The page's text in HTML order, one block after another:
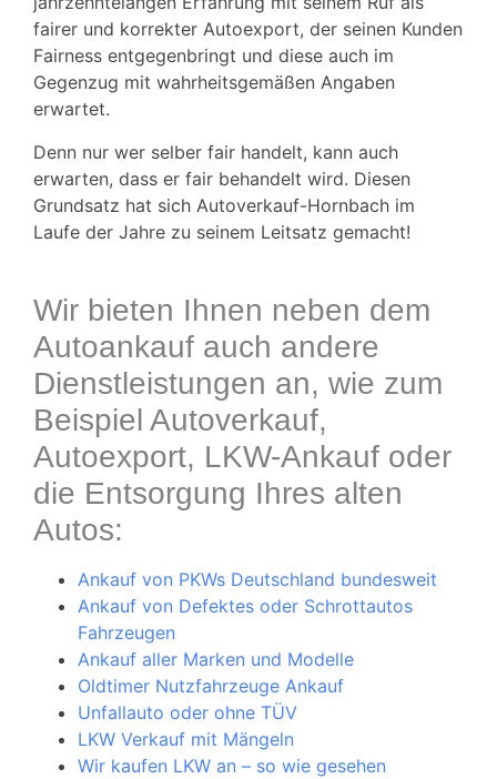
fairer und korrekter Autoexport, der seinen Kunden
Fairness entgegenbringt und diese auch im
Gegenzug mit wahrheitsgemäßen Angaben
erwartet.
Denn nur wer selber fair handelt, kann auch
erwarten, dass er fair behandelt wird. Diesen
Grundsatz hat sich Autoverkauf-Hornbach im
Laufe der Jahre zu seinem Leitsatz gemacht!
Wir bieten Ihnen neben dem
Autoankauf auch andere
Dienstleistungen an, wie zum
Beispiel Autoverkauf,
Autoexport, LKW-Ankauf oder
die Entsorgung Ihres alten
Autos:
Ankauf von PKWs Deutschland bundesweit
Ankauf von Defektes oder Schrottautos
Fahrzeugen
Ankauf aller Marken und Modelle
Oldtimer Nutzfahrzeuge Ankauf
Unfallauto oder ohne TÜV
LKW Verkauf mit Mängeln
Wir kaufen LKW an – so wie gesehen